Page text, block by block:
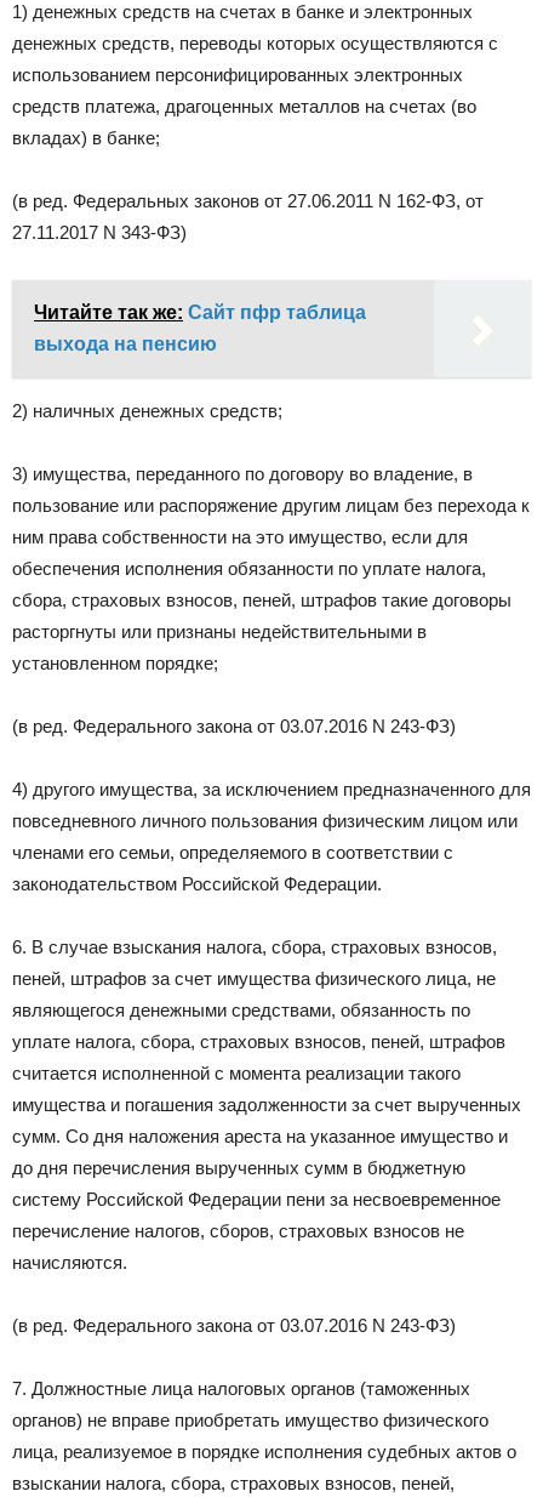
1) денежных средств на счетах в банке и электронных
денежных средств, переводы которых осуществляются с
использованием персонифицированных электронных
средств платежа, драгоценных металлов на счетах (во
вкладах) в банке;
(в ред. Федеральных законов от 27.06.2011 N 162-ФЗ, от
27.11.2017 N 343-ФЗ)
Читайте так же: Сайт пфр таблица
выхода на пенсию
2) наличных денежных средств;
3) имущества, переданного по договору во владение, в
пользование или распоряжение другим лицам без перехода к
ним права собственности на это имущество, если для
обеспечения исполнения обязанности по уплате налога,
сбора, страховых взносов, пеней, штрафов такие договоры
расторгнуты или признаны недействительными в
установленном порядке;
(в ред. Федерального закона от 03.07.2016 N 243-ФЗ)
4) другого имущества, за исключением предназначенного для
повседневного личного пользования физическим лицом или
членами его семьи, определяемого в соответствии с
законодательством Российской Федерации.
6. В случае взыскания налога, сбора, страховых взносов,
пеней, штрафов за счет имущества физического лица, не
являющегося денежными средствами, обязанность по
уплате налога, сбора, страховых взносов, пеней, штрафов
считается исполненной с момента реализации такого
имущества и погашения задолженности за счет вырученных
сумм. Со дня наложения ареста на указанное имущество и
до дня перечисления вырученных сумм в бюджетную
систему Российской Федерации пени за несвоевременное
перечисление налогов, сборов, страховых взносов не
начисляются.
(в ред. Федерального закона от 03.07.2016 N 243-ФЗ)
7. Должностные лица налоговых органов (таможенных
органов) не вправе приобретать имущество физического
лица, реализуемое в порядке исполнения судебных актов о
взыскании налога, сбора, страховых взносов, пеней,